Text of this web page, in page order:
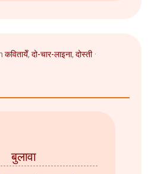
कवितायेँ, दो-चार-लाइना, दोस्ती
बुलावा